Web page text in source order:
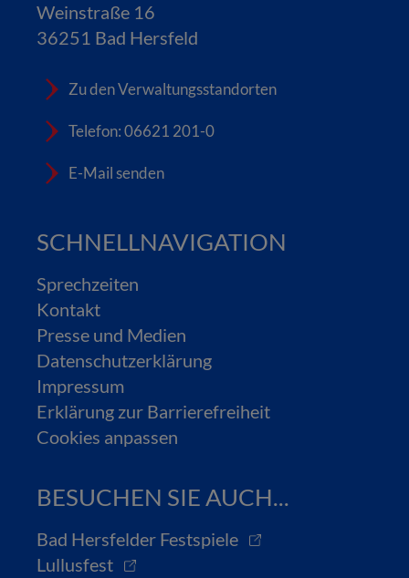
Weinstraße 16
36251 Bad Hersfeld
Zu den Verwaltungsstandorten
Telefon: 06621 201-0
E-Mail senden
SCHNELLNAVIGATION
Sprechzeiten
Kontakt
Presse und Medien
Datenschutzerklärung
Impressum
Erklärung zur Barrierefreiheit
Cookies anpassen
BESUCHEN SIE AUCH...
Bad Hersfelder Festspiele
Lullusfest